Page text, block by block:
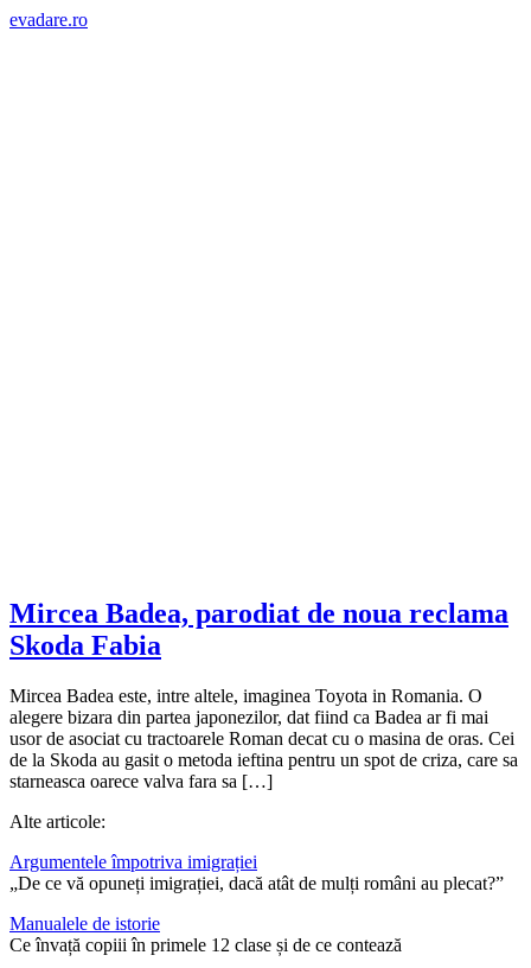
evadare.ro
Mircea Badea, parodiat de noua reclama
Skoda Fabia
Mircea Badea este, intre altele, imaginea Toyota in Romania. O
alegere bizara din partea japonezilor, dat fiind ca Badea ar fi mai
usor de asociat cu tractoarele Roman decat cu o masina de oras. Cei
de la Skoda au gasit o metoda ieftina pentru un spot de criza, care sa
starneasca oarece valva fara sa […]
Alte articole:
Argumentele împotriva imigrației
„De ce vă opuneți imigrației, dacă atât de mulți români au plecat?”
Manualele de istorie
Ce învață copiii în primele 12 clase și de ce contează